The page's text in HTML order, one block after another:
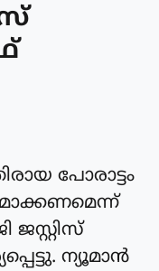
പോരാട്ടം
ന്യൂമാൻ